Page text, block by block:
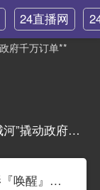
24直播网
世界杯
**70项专利破局，义乌商人凭“技术护城河”撬动政府千万订单****70项专利破局，义乌商人凭“技术护城河”撬动政府千万订单**
“时代广场撕裂时空：全息投影『唤醒』世界杯永恒瞬间”